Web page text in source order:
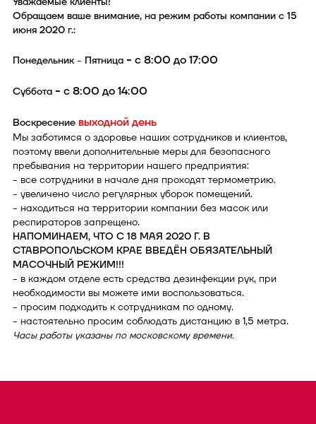
Обращаем ваше внимание, на режим работы компании с 15
июня 2020 г.:
Понедельник - Пятница - с 8:00 до 17:00
Суббота - с 8:00 до 14:00
Воскресение выходной день
Мы заботимся о здоровье наших сотрудников и клиентов,
поэтому ввели дополнительные меры для безопасного
пребывания на территории нашего предприятия:
- все сотрудники в начале дня проходят термометрию.
- увеличено число регулярных уборок помещений.
- находиться на территории компании без масок или
респираторов запрещено.
НАПОМИНАЕМ, ЧТО С 18 МАЯ 2020 Г. В
СТАВРОПОЛЬСКОМ КРАЕ ВВЕДЁН ОБЯЗАТЕЛЬНЫЙ
МАСОЧНЫЙ РЕЖИМ!!!
- в каждом отделе есть средства дезинфекции рук, при
необходимости вы можете ими воспользоваться.
- просим подходить к сотрудникам по одному.
- настоятельно просим соблюдать дистанцию в 1,5 метра.
Часы работы указаны по московскому времени.